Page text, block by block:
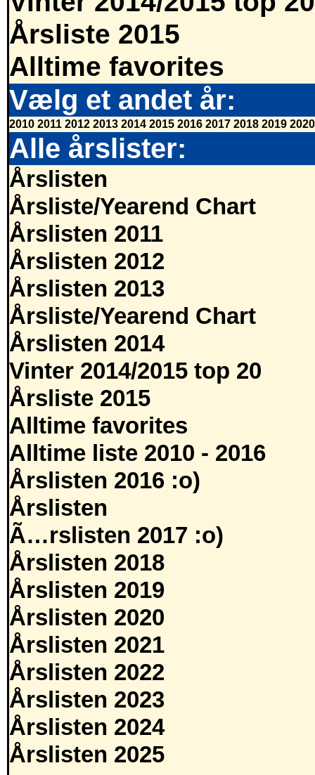
Årsliste 2015
Alltime favorites
Vælg et andet år:
2010 2011 2012 2013 2014 2015 2016 2017 2018 2019 2020
Alle årslister:
Årslisten
Årsliste/Yearend Chart
Årslisten 2011
Årslisten 2012
Årslisten 2013
Årsliste/Yearend Chart
Årslisten 2014
Vinter 2014/2015 top 20
Årsliste 2015
Alltime favorites
Alltime liste 2010 - 2016
Årslisten 2016 :o)
Årslisten
Ã…rslisten 2017 :o)
Årslisten 2018
Årslisten 2019
Årslisten 2020
Årslisten 2021
Årslisten 2022
Årslisten 2023
Årslisten 2024
Årslisten 2025